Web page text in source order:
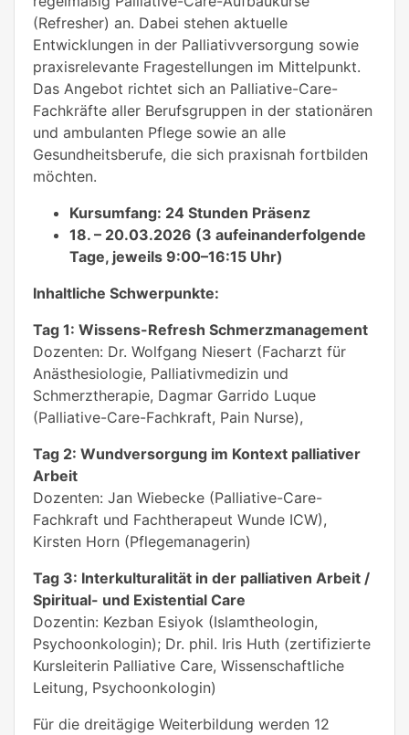
(Refresher) an. Dabei stehen aktuelle
Entwicklungen in der Palliativversorgung sowie
praxisrelevante Fragestellungen im Mittelpunkt.
Das Angebot richtet sich an Palliative-Care-
Fachkräfte aller Berufsgruppen in der stationären
und ambulanten Pflege sowie an alle
Gesundheitsberufe, die sich praxisnah fortbilden
möchten.
Kursumfang: 24 Stunden Präsenz
18. – 20.03.2026 (3 aufeinanderfolgende
Tage, jeweils 9:00–16:15 Uhr)
Inhaltliche Schwerpunkte:
Tag 1: Wissens-Refresh Schmerzmanagement
Dozenten: Dr. Wolfgang Niesert (Facharzt für
Anästhesiologie, Palliativmedizin und
Schmerztherapie, Dagmar Garrido Luque
(Palliative-Care-Fachkraft, Pain Nurse),
Tag 2: Wundversorgung im Kontext palliativer
Arbeit
Dozenten: Jan Wiebecke (Palliative-Care-
Fachkraft und Fachtherapeut Wunde ICW),
Kirsten Horn (Pflegemanagerin)
Tag 3: Interkulturalität in der palliativen Arbeit /
Spiritual- und Existential Care
Dozentin: Kezban Esiyok (Islamtheologin,
Psychoonkologin); Dr. phil. Iris Huth (zertifizierte
Kursleiterin Palliative Care, Wissenschaftliche
Leitung, Psychoonkologin)
Für die dreitägige Weiterbildung werden 12